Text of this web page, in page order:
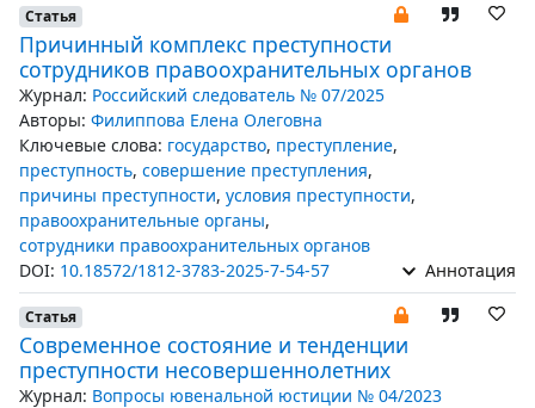
Статья
Причинный комплекс преступности
сотрудников правоохранительных органов
Журнал: Российский следователь № 07/2025
Авторы: Филиппова Елена Олеговна
Ключевые слова: государство, преступление,
преступность, совершение преступления,
причины преступности, условия преступности,
правоохранительные органы,
сотрудники правоохранительных органов
DOI: 10.18572/1812-3783-2025-7-54-57 Аннотация
Статья
Современное состояние и тенденции
преступности несовершеннолетних
Журнал: Вопросы ювенальной юстиции № 04/2023